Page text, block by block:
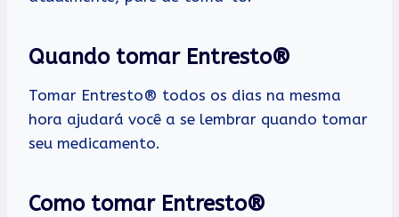
Quando tomar Entresto®
Tomar Entresto® todos os dias na mesma
hora ajudará você a se lembrar quando tomar
seu medicamento.
Como tomar Entresto®